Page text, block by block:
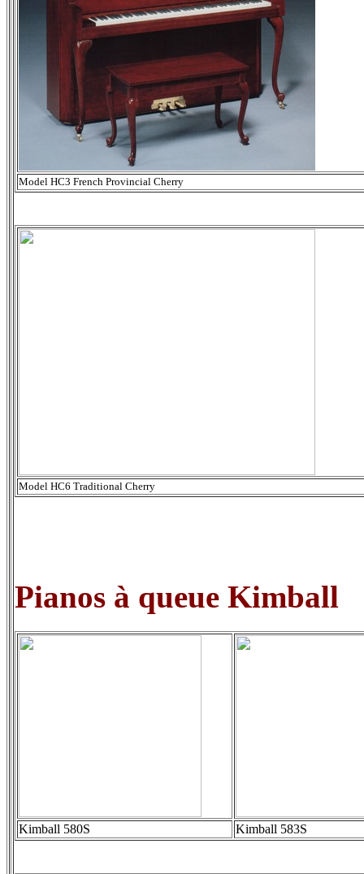
Model HC3 French Provincial Cherry
Model HC6 Traditional Cherry
Pianos à queue Kimball
Kimball 580S Kimball 583S